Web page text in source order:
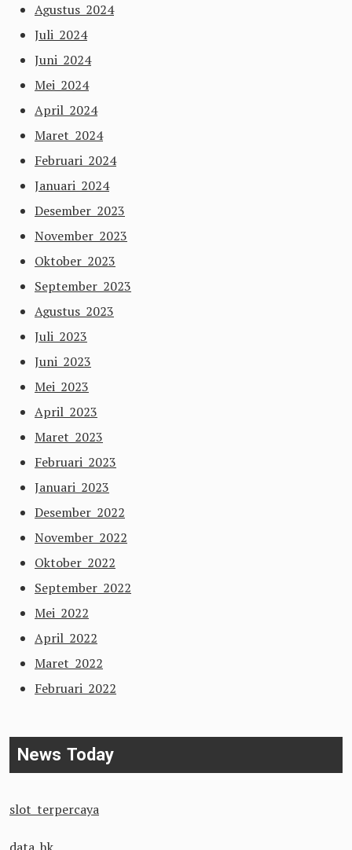
Agustus 2024
Juli 2024
Juni 2024
Mei 2024
April 2024
Maret 2024
Februari 2024
Januari 2024
Desember 2023
November 2023
Oktober 2023
September 2023
Agustus 2023
Juli 2023
Juni 2023
Mei 2023
April 2023
Maret 2023
Februari 2023
Januari 2023
Desember 2022
November 2022
Oktober 2022
September 2022
Mei 2022
April 2022
Maret 2022
Februari 2022
News Today
slot terpercaya